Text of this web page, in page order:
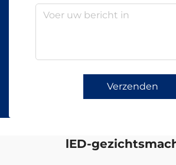
Verzenden
lED-